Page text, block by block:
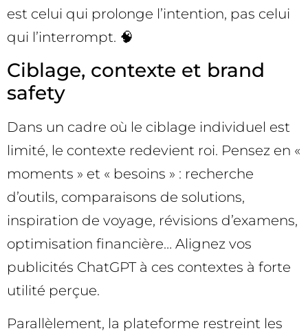
est celui qui prolonge l’intention, pas celui
qui l’interrompt. 🧠
Ciblage, contexte et brand
safety
Dans un cadre où le ciblage individuel est
limité, le contexte redevient roi. Pensez en «
moments » et « besoins » : recherche
d’outils, comparaisons de solutions,
inspiration de voyage, révisions d’examens,
optimisation financière… Alignez vos
publicités ChatGPT à ces contextes à forte
utilité perçue.
Parallèlement, la plateforme restreint les